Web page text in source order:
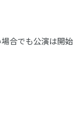
合でも公演は開始